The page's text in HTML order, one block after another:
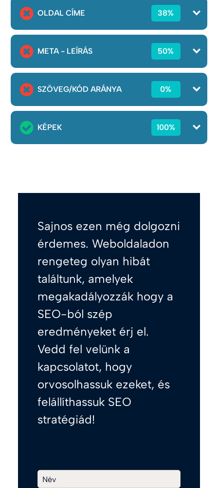
OLDAL CÍME 38%
META - LEÍRÁS 50%
SZÖVEG/KÓD ARÁNYA 0%
KÉPEK 100%
Sajnos ezen még dolgozni
érdemes. Weboldaladon
rengeteg olyan hibát
találtunk, amelyek
megakadályozzák hogy a
SEO-ból szép
eredményeket érj el.
Vedd fel velünk a
kapcsolatot, hogy
orvosolhassuk ezeket, és
felállíthassuk SEO
stratégiád!
Név